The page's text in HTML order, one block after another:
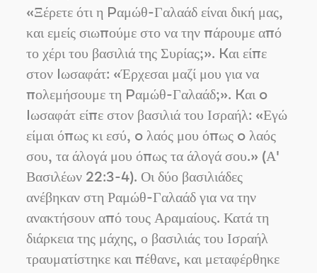
«Ξέρετε ότι η Pαμώθ-Γαλαάδ είναι δική μας,
και εμείς σιωπούμε στο να την πάρουμε από
το χέρι του βασιλιά της Συρίας;». Kαι είπε
στον Iωσαφάτ: «Έρχεσαι μαζί μου για να
πολεμήσουμε τη Pαμώθ-Γαλαάδ;». Kαι o
Iωσαφάτ είπε στον βασιλιά του Ισραήλ: «Εγώ
είμαι όπως κι εσύ, o λαός μου όπως o λαός
σου, τα άλογά μου όπως τα άλογά σου.» (Α'
Βασιλέων 22:3-4). Οι δύο βασιλιάδες
ανέβηκαν στη Ραμώθ-Γαλαάδ για να την
ανακτήσουν από τους Αραμαίους. Κατά τη
διάρκεια της μάχης, ο βασιλιάς του Ισραήλ
τραυματίστηκε και πέθανε, και μεταφέρθηκε